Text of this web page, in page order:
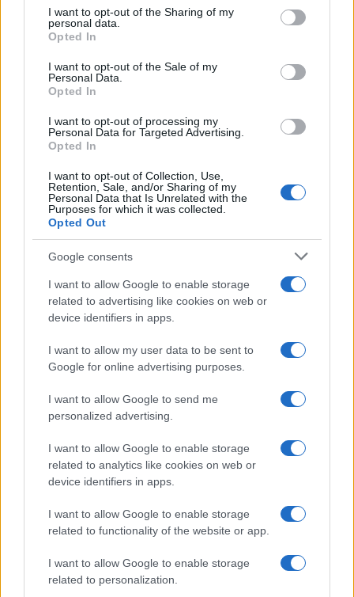
not limited to your visit or usage behaviour. You may click to
grant or deny consent to Google and its third-party tags to
use your data for below specified purposes in below Google
consent section.
I want to opt-out of the Sharing of my
personal data.
Opted In
I want to opt-out of the Sale of my
Personal Data.
Opted In
I want to opt-out of processing my
Personal Data for Targeted Advertising.
Opted In
I want to opt-out of Collection, Use,
Retention, Sale, and/or Sharing of my
Personal Data that Is Unrelated with the
Purposes for which it was collected.
Opted Out
Google consents
I want to allow Google to enable storage
related to advertising like cookies on web or
device identifiers in apps.
I want to allow my user data to be sent to
Google for online advertising purposes.
I want to allow Google to send me
personalized advertising.
I want to allow Google to enable storage
related to analytics like cookies on web or
device identifiers in apps.
I want to allow Google to enable storage
related to functionality of the website or app.
I want to allow Google to enable storage
related to personalization.
sfidano le convenzioni.3
AUTORE
Staff
Continua a leggere